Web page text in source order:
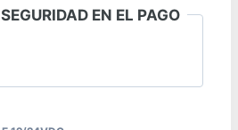
EN EL PAGO